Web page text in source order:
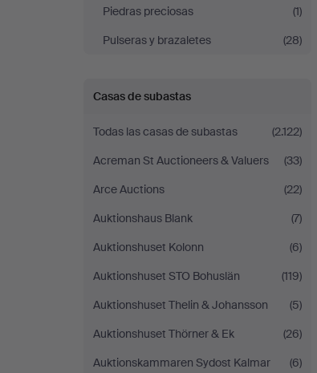
Piedras preciosas
(1)
Pulseras y brazaletes
(28)
Casas de subastas
Todas las casas de subastas
(2.122)
Acreman St Auctioneers & Valuers
(33)
Arce Auctions
(22)
Auktionshaus Blank
(7)
Auktionshuset Kolonn
(6)
Auktionshuset STO Bohuslän
(119)
Auktionshuset Thelin & Johansson
(5)
Auktionshuset Thörner & Ek
(26)
Auktionskammaren Sydost Kalmar
(6)